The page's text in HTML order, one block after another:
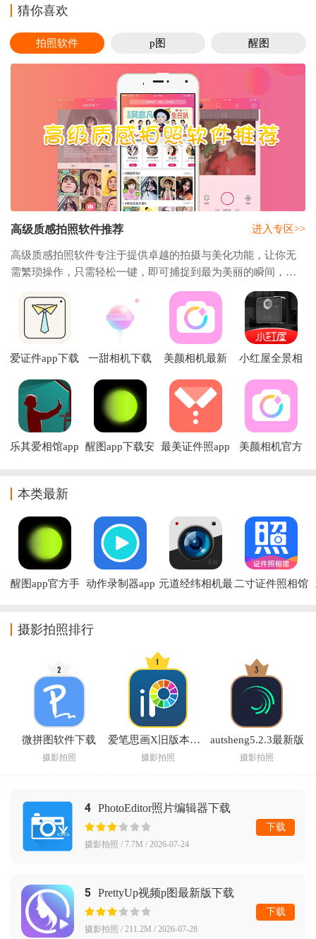
猜你喜欢
拍照软件 p图 醒图
高级质感拍照软件推荐
高级质感拍照软件专注于提供卓越的拍摄与美化功能，让你无
需繁琐操作，只需轻松一键，即可捕捉到最为美丽的瞬间，定
格成照片。无论是风景、人像还是日常点滴，都能在我们的精
心算法下焕发非凡光彩。
进入专区>>
爱证件app下载
一甜相机下载
2026
美颜相机最新
下载
小红屋全景相
乐其爱相馆app
醒图app下载安
最美证件照app
美颜相机官方
本类最新
醒图app官方手 动作录制器app 元道经纬相机最 二寸证件照相馆
摄影拍照排行
微拼图软件下载
摄影拍照
爱笔思画X旧版本无广告
摄影拍照
autsheng5.2.3最新版
摄影拍照
4 PhotoEditor照片编辑器下载
摄影拍照 / 7.7M / 2026-07-24
下载
5 PrettyUp视频p图最新版下载
摄影拍照 / 211.2M / 2026-07-28
下载